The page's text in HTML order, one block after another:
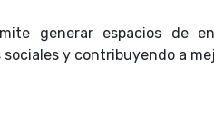
generar espacios de
y contribuyendo a